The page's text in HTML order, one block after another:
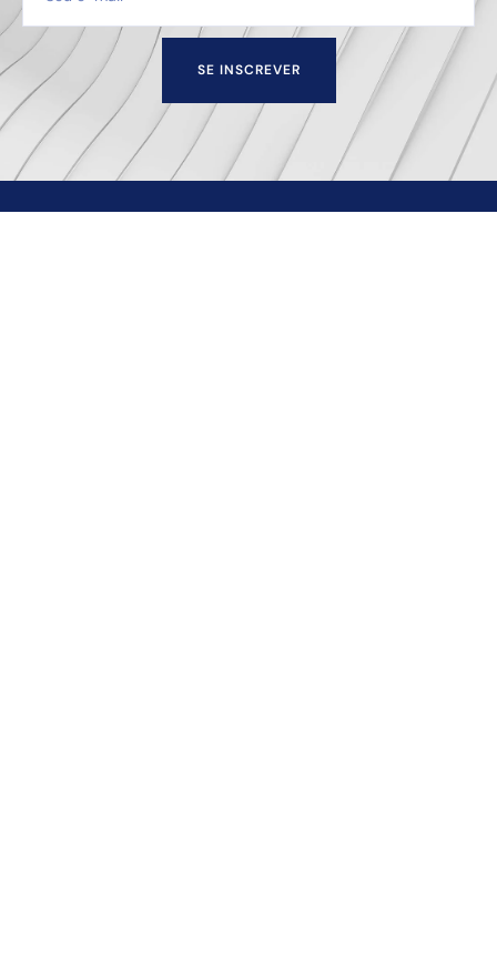
SE INSCREVER